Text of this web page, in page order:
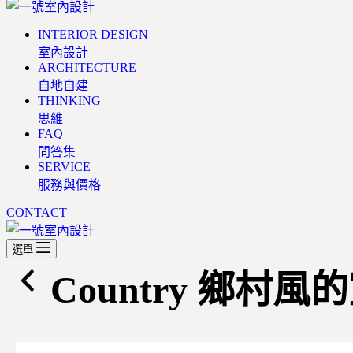
INTERIOR DESIGN
室內設計
ARCHITECTURE
自地自建
THINKING
思維
FAQ
問答集
SERVICE
服務與價格
CONTACT
選單
Country 鄉村風